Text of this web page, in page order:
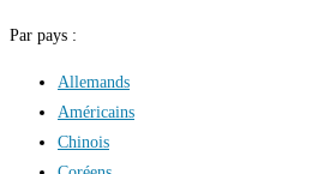
Par pays :
Allemands
Américains
Chinois